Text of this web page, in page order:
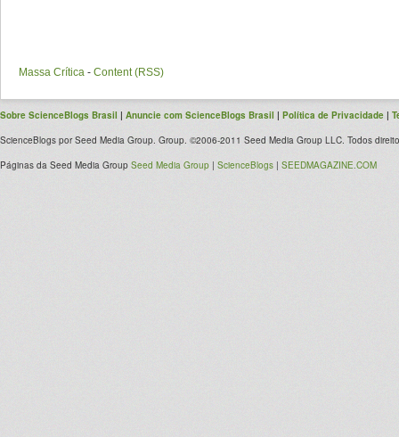
Massa Crítica - Content (RSS)
Sobre ScienceBlogs Brasil | Anuncie com ScienceBlogs Brasil | Política de Privacidade |
ScienceBlogs por Seed Media Group. Group. ©2006-2011 Seed Media Group LLC. Todos
Páginas da Seed Media Group Seed Media Group | ScienceBlogs | SEEDMAGAZINE.COM